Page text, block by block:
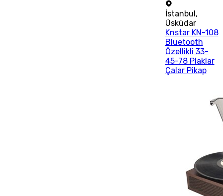
İstanbul,
Üsküdar
Knstar KN-108
Bluetooth
Özellikli 33-
45-78 Plaklar
Çalar Pikap